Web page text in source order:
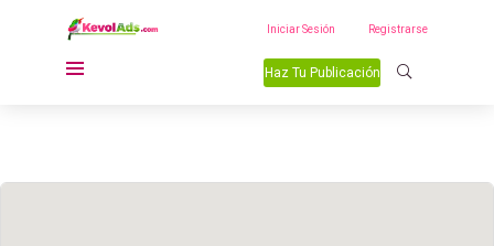
Iniciar Sesión Registrarse
Haz Tu Publicación